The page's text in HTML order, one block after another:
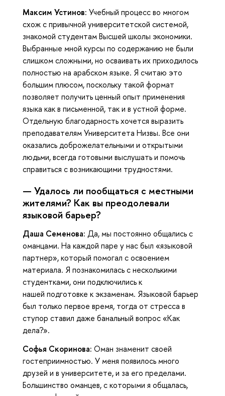
Максим Устинов: Учебный процесс во многом
схож с привычной университетской системой,
знакомой студентам Высшей школы экономики.
Выбранные мной курсы по содержанию не были
слишком сложными, но осваивать их приходилось
полностью на арабском языке. Я считаю это
большим плюсом, поскольку такой формат
позволяет получить ценный опыт применения
языка как в письменной, так и в устной форме.
Отдельную благодарность хочется выразить
преподавателям Университета Низвы. Все они
оказались доброжелательными и открытыми
людьми, всегда готовыми выслушать и помочь
справиться с возникающими трудностями.
— Удалось ли пообщаться с местными
жителями? Как вы преодолевали
языковой барьер?
Даша Семенова: Да, мы постоянно общались с
оманцами. На каждой паре у нас был «языковой
партнер», который помогал с освоением
материала. Я познакомилась с несколькими
студентками, они подключились к
нашей подготовке к экзаменам. Языковой барьер
был только первое время, тогда от стресса в
ступор ставил даже банальный вопрос «Как
дела?».
Софья Скоринова: Оман знаменит своей
гостеприимностью. У меня появилось много
друзей и в университете, и за его пределами.
Большинство оманцев, с которыми я общалась,